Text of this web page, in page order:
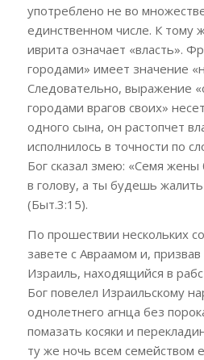
употреблено не во
единственном числе. К тому
иврита означает «власть».
городами» имеет значение
Следовательно, выражение
городами врагов своих»
одного сына, он растопчет
исполнилось в точности по
Бог сказал змею: «Семя
в голову, а ты будешь жалить
(Быт.3:15).
По прошествии нескольких
завете с Авраамом и,
Израиль, находящийся в
Бог повелел Израильскому
однолетнего агнца без
помазать косяки и
ту же ночь всем семейством